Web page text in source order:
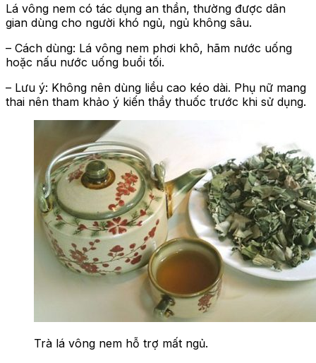
Lá vông nem có tác dụng an thần, thường được dân
gian dùng cho người khó ngủ, ngủ không sâu.
– Cách dùng: Lá vông nem phơi khô, hãm nước uống
hoặc nấu nước uống buổi tối.
– Lưu ý: Không nên dùng liều cao kéo dài. Phụ nữ mang
thai nên tham khảo ý kiến thầy thuốc trước khi sử dụng.
Trà lá vông nem hỗ trợ mất ngủ.